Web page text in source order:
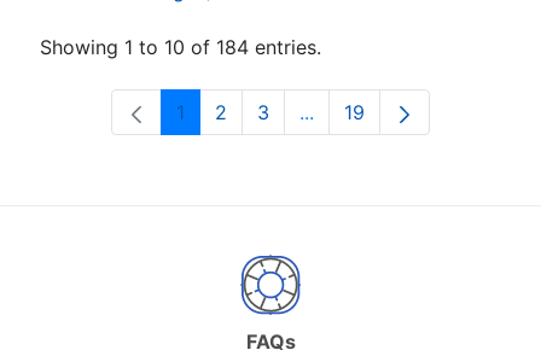
Showing 1 to 10 of 184 entries.
Page
1 Page
2 Page
3 ...Intermediate Pages Use
Page
19
FAQs